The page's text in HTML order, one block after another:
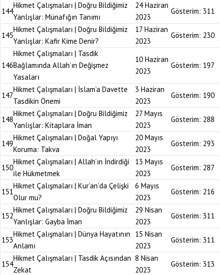
144
Hikmet Çalışmaları | Doğru Bildiğimiz
Yanlışlar: Münafığın Tanımı
24 Haziran
2023
Gösterim: 311
145
Hikmet Çalışmaları | Doğru Bildiğimiz
Yanlışlar: Kafir Kime Denir?
17 Haziran
2023
Gösterim: 230
146
Hikmet Çalışmaları | Tasdik
Bağlamında Allah’ın Değişmez
Yasaları
10 Haziran
2023
Gösterim: 197
147
Hikmet Çalışmaları | İslam’a Davette
Tasdikin Önemi
3 Haziran
2023
Gösterim: 190
148
Hikmet Çalışmaları | Doğru Bildiğimiz
Yanlışlar: Kitaplara İman
27 Mayıs
2023
Gösterim: 288
149
Hikmet Çalışmaları | Doğal Yapıyı
Koruma: Takva
20 Mayıs
2023
Gösterim: 293
150
Hikmet Çalışmaları | Allah’ın İndirdiği
ile Hükmetmek
13 Mayıs
2023
Gösterim: 287
151
Hikmet Çalışmaları | Kur’an’da Çelişki
Olur mu?
6 Mayıs
2023
Gösterim: 216
152
Hikmet Çalışmaları | Doğru Bildiğimiz
Yanlışlar: Gayba İman
29 Nisan
2023
Gösterim: 311
153
Hikmet Çalışmaları | Dünya Hayatının
Anlamı
15 Nisan
2023
Gösterim: 311
154
Hikmet Çalışmaları | Tasdik Açısından
Zekat
8 Nisan
2023
Gösterim: 313